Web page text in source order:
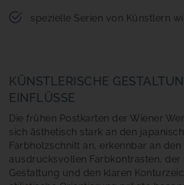
spezielle Serien von Künstlern
KÜNSTLERISCHE
EINFLÜSSE
Die frühen Postkarten der Wiener
sich ästhetisch stark an den
Farbholzschnitt an, erkennbar an den
ausdrucksvollen Farbkontrasten, der
Gestaltung und den klaren